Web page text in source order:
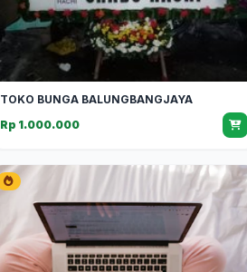
TOKO BUNGA BALUNGBANGJAYA
Rp 1.000.000